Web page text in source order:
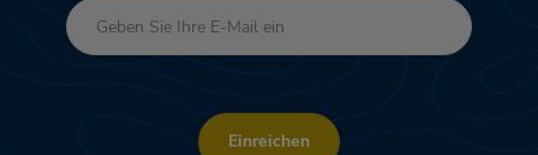
Einreichen